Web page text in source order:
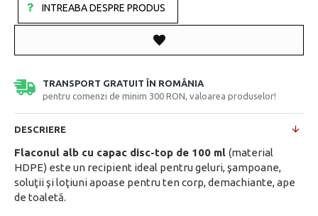
INTREABA DESPRE PRODUS
TRANSPORT GRATUIT ÎN ROMÂNIA
pentru comenzi de minim 300 RON, valoarea produselor!
DESCRIERE
Flaconul alb cu capac disc-top de 100 ml (material
HDPE) este un recipient ideal pentru geluri, şampoane,
soluţii şi loţiuni apoase pentru ten corp, demachiante, ape
de toaletă.